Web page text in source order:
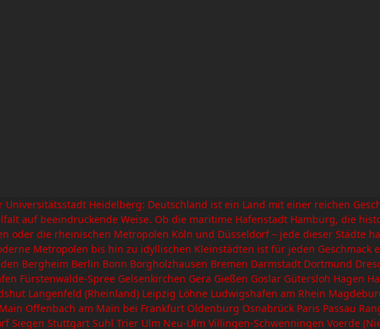
Universitätsstadt Heidelberg: Deutschland ist ein Land mit einer reichen
auf beeindruckende Weise. Ob die maritime Hafenstadt Hamburg, die
oder die rheinischen Metropolen Köln und Düsseldorf – jede dieser Städte
Metropolen bis hin zu idyllischen Kleinstädten ist für jeden Geschmack
Bergheim Berlin Bonn Borgholzhausen Bremen Darmstadt Dortmund
Fürstenwalde-Spree Gelsenkirchen Gera Gießen Goslar Gütersloh Hagen
Langenfeld (Rheinland) Leipzig Löhne Ludwigshafen am Rhein
Offenbach am Main bei Frankfurt Oldenburg Osnabrück Paris Passau
Siegen Stuttgart Suhl Trier Ulm Neu-Ulm Villingen-Schwenningen Voerde